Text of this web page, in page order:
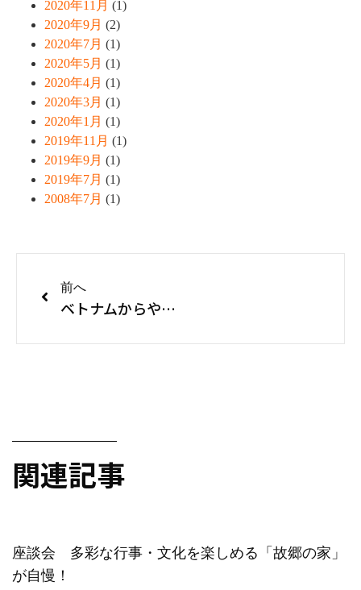
2020年11月 (1)
2020年9月 (2)
2020年7月 (1)
2020年5月 (1)
2020年4月 (1)
2020年3月 (1)
2020年1月 (1)
2019年11月 (1)
2019年9月 (1)
2019年7月 (1)
2008年7月 (1)
前へ
ベトナムからやってきた元気いっぱいの６人
関連記事
座談会 多彩な行事・文化を楽しめる「故郷の家」
が自慢！